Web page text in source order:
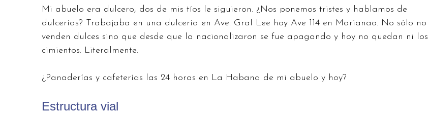
Mi abuelo era dulcero, dos de mis tíos le siguieron. ¿Nos ponemos tristes y hablamos de
dulcerías? Trabajaba en una dulcería en Ave. Gral Lee hoy Ave 114 en Marianao. No sólo no
venden dulces sino que desde que la nacionalizaron se fue apagando y hoy no quedan ni los
cimientos. Literalmente.
¿Panaderías y cafeterías las 24 horas en La Habana de mi abuelo y hoy?
Estructura vial